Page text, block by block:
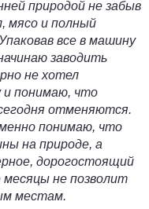
природой не забыв
мясо и полный
все в машину
заводить
не хотел
понимаю, что
отменяются.
понимаю, что
на природе, а
дорогостоящий
не позволит
местам.